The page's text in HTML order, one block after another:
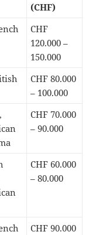
(CHF)
CHF
120.000 –
150.000
CHF 80.000
– 100.000
CHF 70.000
– 90.000
CHF 60.000
– 80.000
CHF 90.000